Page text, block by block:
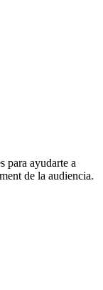
para ayudarte a
de la audiencia.